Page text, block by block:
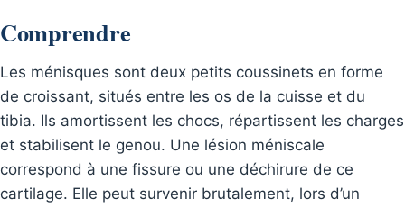
Comprendre
Les ménisques sont deux petits coussinets en forme
de croissant, situés entre les os de la cuisse et du
tibia. Ils amortissent les chocs, répartissent les charges
et stabilisent le genou. Une lésion méniscale
correspond à une fissure ou une déchirure de ce
cartilage. Elle peut survenir brutalement, lors d’un